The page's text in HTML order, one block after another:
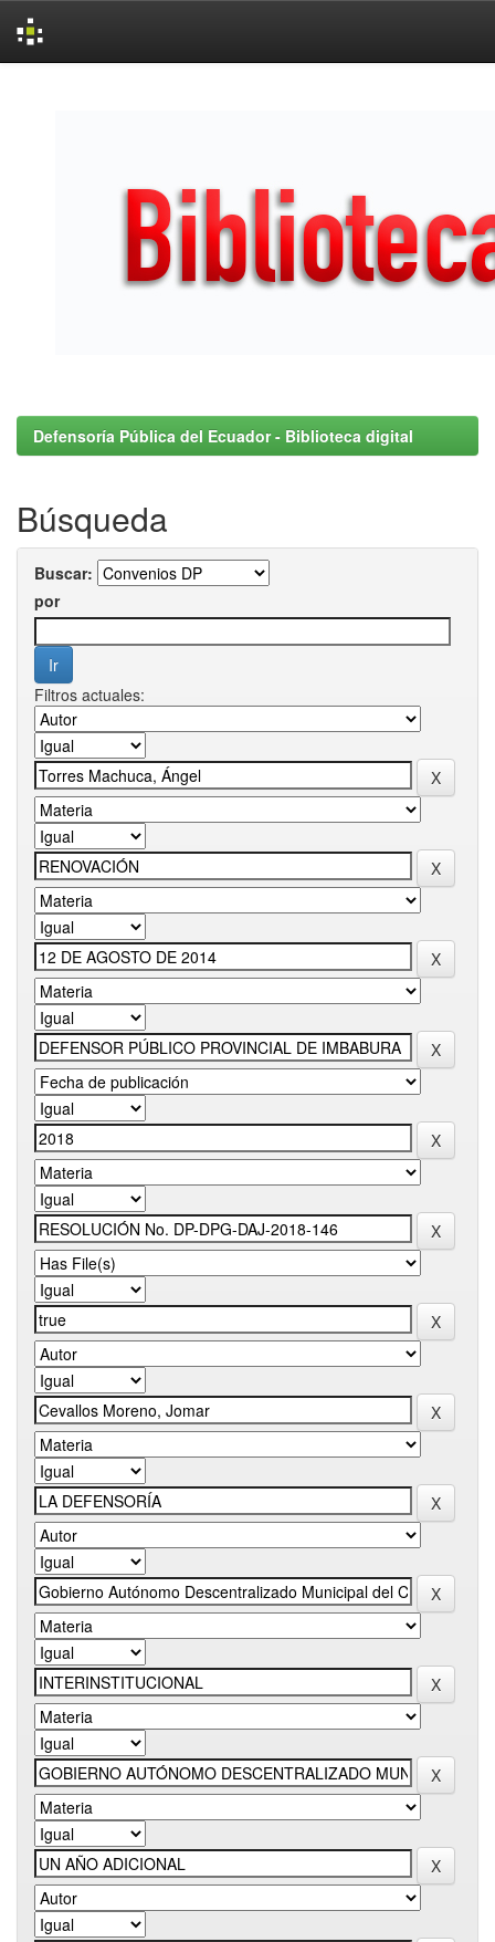
Defensoría Pública del Ecuador - Biblioteca digital
Búsqueda
Buscar:
por
Filtros actuales: